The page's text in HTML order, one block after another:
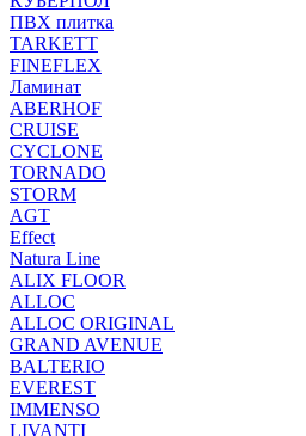
ПВХ плитка
TARKETT
FINEFLEX
Ламинат
ABERHOF
CRUISE
CYCLONE
TORNADO
STORM
AGT
Effect
Natura Line
ALIX FLOOR
ALLOC
ALLOC ORIGINAL
GRAND AVENUE
BALTERIO
EVEREST
IMMENSO
LIVANTI